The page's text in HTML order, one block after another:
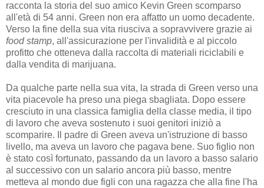
racconta la storia del suo amico Kevin Green scomparso
all'età di 54 anni. Green non era affatto un uomo decadente.
Verso la fine della sua vita riusciva a sopravvivere grazie ai
food stamp, all'assicurazione per l'invalidità e al piccolo
profitto che otteneva dalla raccolta di materiali riciclabili e
dalla vendita di marijuana.
Da qualche parte nella sua vita, la strada di Green verso una
vita piacevole ha preso una piega sbagliata. Dopo essere
cresciuto in una classica famiglia della classe media, il tipo
di lavoro che aveva sostenuto i suoi genitori iniziò a
scomparire. Il padre di Green aveva un'istruzione di basso
livello, ma aveva un lavoro che pagava bene. Suo figlio non
è stato così fortunato, passando da un lavoro a basso salario
al successivo con un salario ancora più basso, mentre
metteva al mondo due figli con una ragazza che alla fine l'ha